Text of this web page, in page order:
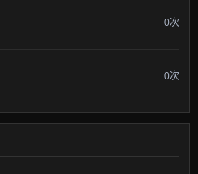
0次
0次